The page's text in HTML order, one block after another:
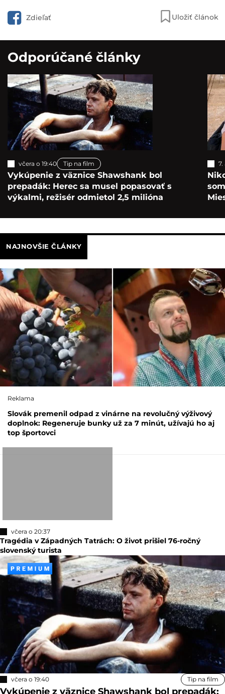
Zdieľať Uložiť článok
Odporúčané články
včera o 19:40 Tip na film
Vykúpenie z väznice Shawshank bol
prepadák: Herec sa musel popasovať s
výkalmi, režisér odmietol 2,5 milióna
NAJNOVŠIE ČLÁNKY
Reklama
Slovák premenil odpad z vinárne na revolučný výživový
doplnok: Regeneruje bunky už za 7 minút, užívajú ho aj
top športovci
včera o 20:37
Tragédia v Západných Tatrách: O život prišiel 76-ročný
slovenský turista
včera o 19:40 Tip na film
Vykúpenie z väznice Shawshank bol prepadák: